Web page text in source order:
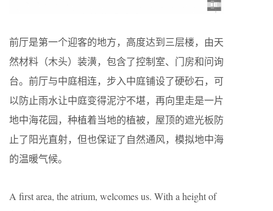
前厅是第一个迎客的地方，高度达到三层楼，由天
然材料（木头）装潢，包含了控制室、门房和问询
台。前厅与中庭相连，步入中庭铺设了硬砂石，可
以防止雨水让中庭变得泥泞不堪，再向里走是一片
地中海花园，种植着当地的植被，屋顶的遮光板防
止了阳光直射，但也保证了自然通风，模拟地中海
的温暖气候。
A first area, the atrium, welcomes us. With a height of